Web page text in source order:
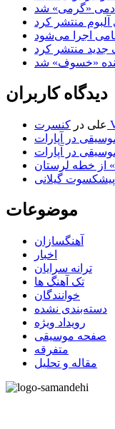
«گرمی» شد
منتشر کرد
اجرا می‌شود
منتشر کرد
«خسوف» شد
دیدگاه کاربران
علی در
در آپارات
در آپارات
از خطه لرستان
گیلانی
موضوعات
آهنگسازان
اخبار
ترانه سرایان
تک آهنگ ها
خوانندگان
دسته‌بندی نشده
رویداد ویژه
صفحه موسیقی
متفرقه
مقاله و تحلیل